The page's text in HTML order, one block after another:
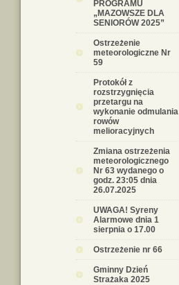
PROGRAMU
„MAZOWSZE DLA
SENIORÓW 2025”
Ostrzeżenie
meteorologiczne Nr
59
Protokół z
rozstrzygnięcia
przetargu na
wykonanie odmulania
rowów
melioracyjnych
Zmiana ostrzeżenia
meteorologicznego
Nr 63 wydanego o
godz. 23:05 dnia
26.07.2025
UWAGA! Syreny
Alarmowe dnia 1
sierpnia o 17.00
Ostrzeżenie nr 66
Gminny Dzień
Strażaka 2025